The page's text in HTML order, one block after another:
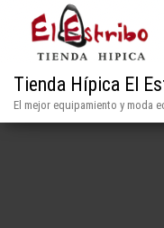
Tienda Hípica El
El mejor equipamiento y moda